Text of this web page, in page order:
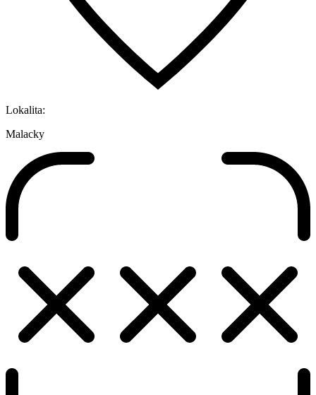
Lokalita:
Malacky